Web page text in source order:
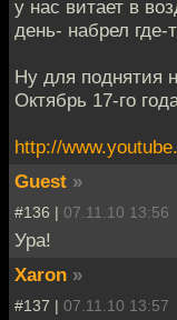
у нас витает в
день- набрел где-
Ну для поднятия
Октябрь 17-го
http://
Guest »
#136 | 07.11.10 13:56
Ура!
Xaron »
#137 | 07.11.10 13:57